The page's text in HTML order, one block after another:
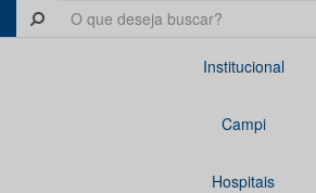
Institucional
Campi
Hospitais